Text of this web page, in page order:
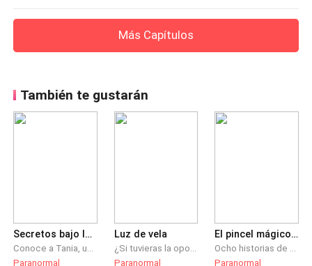
Más Capítulos
También te gustarán
Secretos bajo la luna
Conoce a Tania, una joven con un pasado inestable, un presente confuso y un futuro incierto, a quien la vida le cambia vertiginosamente una noche luna llena y le demuestra que nadie es lo que aparenta ser. Disfruta de esta novela romántica de fantasía con hombres lobos repleta de suspenso, intrigas y misterios, cargada además, de emocionantes giros argumentales que te dejarán sin aliento.
Paranormal
Luz de vela
¿Si tuvieras la oportunidad de posponer tu muerte, aunque fuera a un alto precio... la tomarías? Una historia de sacrificio
Paranormal
El pincel mágico y otros relatos contemporáneos
Ocho historias de suspenso, ciencia-ficción, fantasía, terror que te llevarán de un día cotidiano a un final sorprendente. Uno de los libros de cuentos independiente más descargado, ahora en Buenovela.
Paranormal